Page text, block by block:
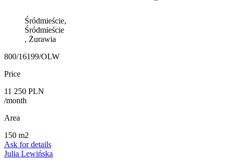
Śródmieście,
Śródmieście
, Żurawia
800/16199/OLW
Price
11 250 PLN
/month
Area
150 m2
Ask for details
Julia Lewińska